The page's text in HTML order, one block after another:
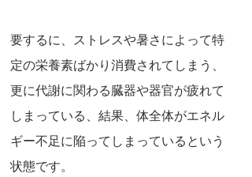
要するに、ストレスや暑さによって特
定の栄養素ばかり消費されてしまう、
更に代謝に関わる臓器や器官が疲れて
しまっている、結果、体全体がエネル
ギー不足に陥ってしまっているという
状態です。